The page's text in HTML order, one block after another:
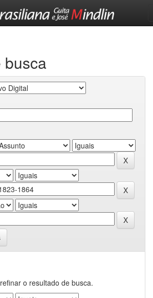
busca
o resultado de busca.